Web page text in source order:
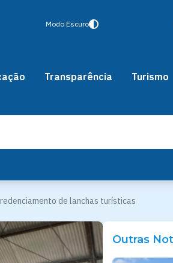
Modo Escuro
Transparência Turismo
de lanchas turísticas
Outras